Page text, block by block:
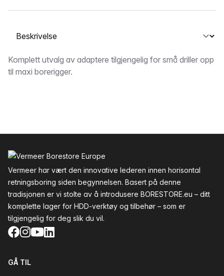
Velg en fane
Beskrivelse
Komplett utvalg av adaptere tilgjengelig for små driller opp
til maxi borerigger.
Vermeer har vært den innovative lederen innen horisontal
retningsboring siden begynnelsen. Basert på denne
tradisjonen er vi stolte av å introdusere BORESTORE.eu – ditt
komplette lager for HDD-verktøy og tilbehør – som er
tilgjengelig for deg slik du vil.
Facebook
Instagram
YouTube
LinkedIn
GÅ TIL